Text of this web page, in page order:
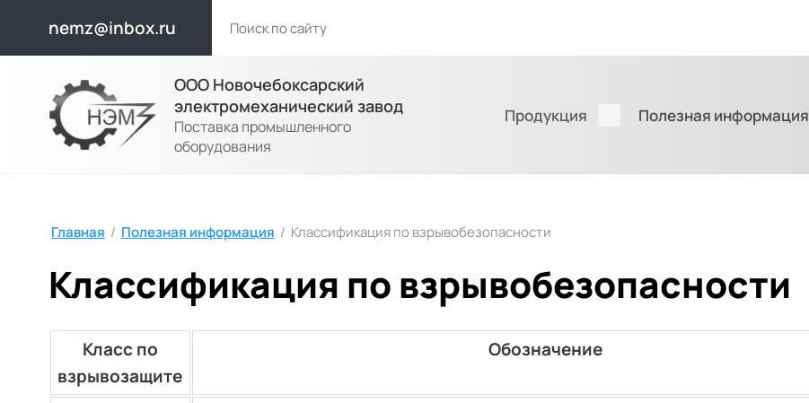
nemz@inbox.ru
ООО Новочебоксарский
электромеханический завод
Поставка промышленного
оборудования
Продукция Полезная информация
Главная / Полезная информация / Классификация по взрывобезопасности
Классификация по взрывобезопасности
Класс по
взрывозащите
Обозначение